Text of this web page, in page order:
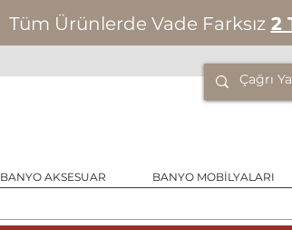
Tüm Ürünlerde Vade Farksız 2
BANYO AKSESUAR BANYO MOBİLYALARI